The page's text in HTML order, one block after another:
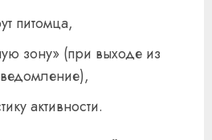
питомца,
зону» (при выходе из
активности.